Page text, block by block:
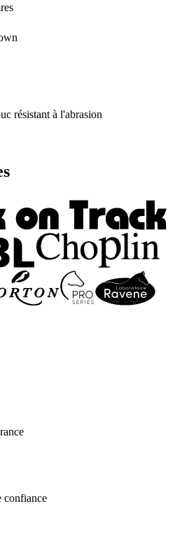
résistant à l'abrasion
confiance